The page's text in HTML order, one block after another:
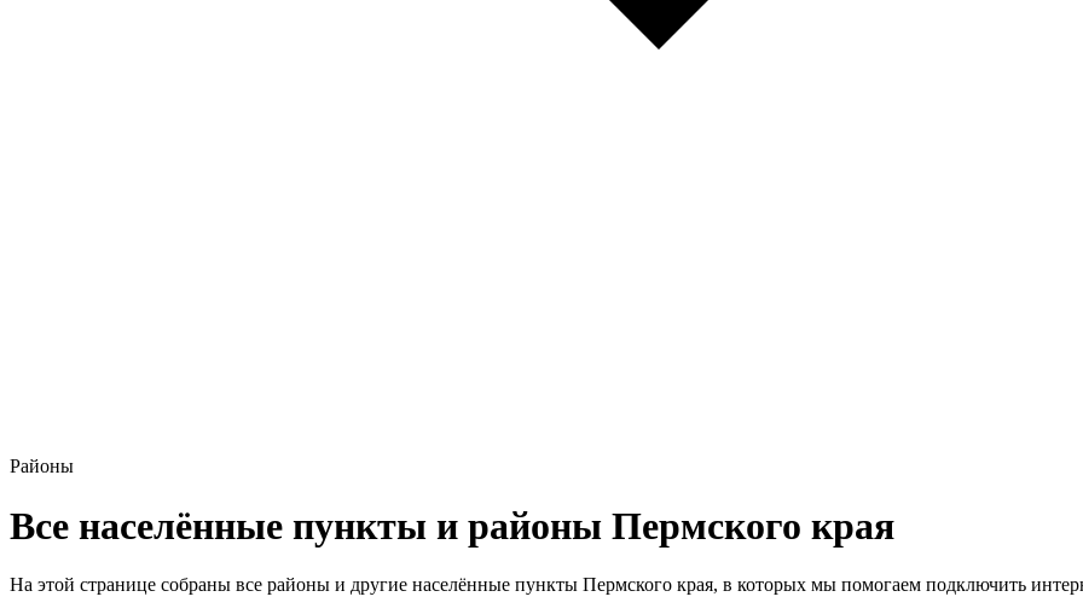
Районы
Все населённые пункты и районы Пермского края
На этой странице собраны все районы и другие населённые пункты Пермского края, в которых мы помогаем подключить